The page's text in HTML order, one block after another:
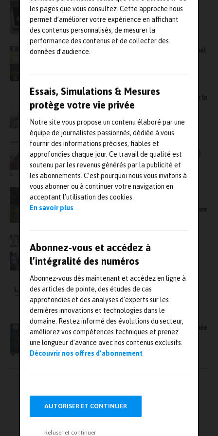
les pages que vous consultez. Cette approche nous
permet d’améliorer votre expérience en affichant
des contenus personnalisés, de mesurer la
performance des contenus et de collecter des
données d’audience.
Essais, Simulations & Mesures
protège votre vie privée
Notre site vous propose un contenu élaboré par une
équipe de journalistes passionnés, dédiée à vous
fournir des informations précises, fiables et
approfondies chaque jour. Ce travail de qualité est
soutenu par les revenus générés par la publicité et
les abonnements. C’est pourquoi nous vous invitons à
vous abonner ou à continuer votre navigation en
acceptant l’utilisation des cookies.
En savoir plus
Abonnez-vous et accédez à
l’intégralité des numéros
Abonnez-vous dès maintenant et accédez en ligne à
des articles de pointe, des études de cas
approfondies et des analyses d’experts sur les
dernières innovations et technologies dans le
domaine. Restez informé des évolutions du secteur,
améliorez vos compétences techniques et prenez
une longueur d’avance avec nos contenus exclusifs.
Découvrir nos offres d’abonnement
AUTORISER ET CONTINUER
Refuser et continuer
Analyse, mesure, contrôle… en force sur Global
Sofimae (groupe Asgard) fait l’acquisition de la
société Thuel Métrologie à Nevers
Beamex et Siemens veulent faciliter la
digitalisation des flux de travaux (workflows)
en métrologie
Trescal se renforce en Europe avec deux
acquisitions dans les domaines de la
qualification, l’étalonnage et la radiofréquence
2022
Avec sa nouvelle filiale LNE-GMED UK, le
groupe LNE accroît sa présence à
l’international
Proxinnov organise le 16 novembre une journée
technique et scientifique dédiée à la
métrologie
publications
7 8 →